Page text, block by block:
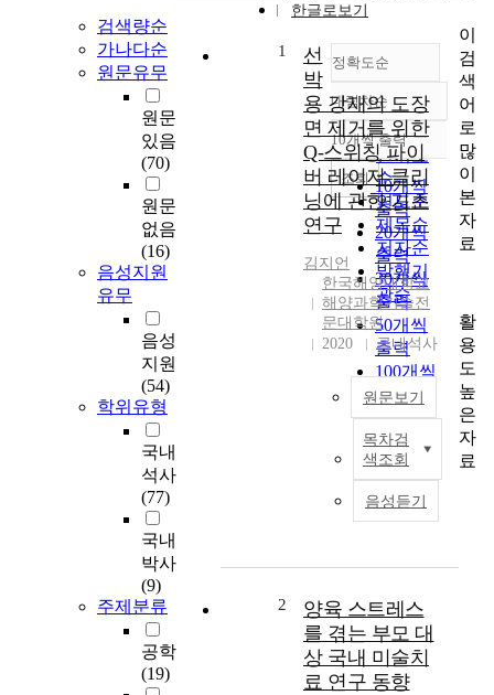
검색량순
가나다순
원문유무
원문
있음
(70)
원문
없음
(16)
음성지원
유무
음성
지원
(54)
학위유형
국내
석사
(77)
국내
박사
(9)
주제분류
공학
(19)
한글로보기
정확도순
정확도
순
인기도
순
연도순
제목순
저자순
발행기
관순
내림차순
내림차순
10개씩 출력
10개씩
출력
20개씩
출력
30개씩
출력
50개씩
출력
100개씩
출력
조회
1
선
박
용 강재의 도장
면 제거를 위한
Q-스위칭 파이
버 레이저 클리
닝에 관한 기초
연구
김지언
한국해양대학교
해양과학기술전
문대학원
2020
국내석사
원문보기
목차검
색조회
음성듣기
2
양육 스트레스
를 겪는 부모 대
상 국내 미술치
료 연구 동향
이
검
색
어
로
많
이
본
자
료
활
용
도
높
은
자
료